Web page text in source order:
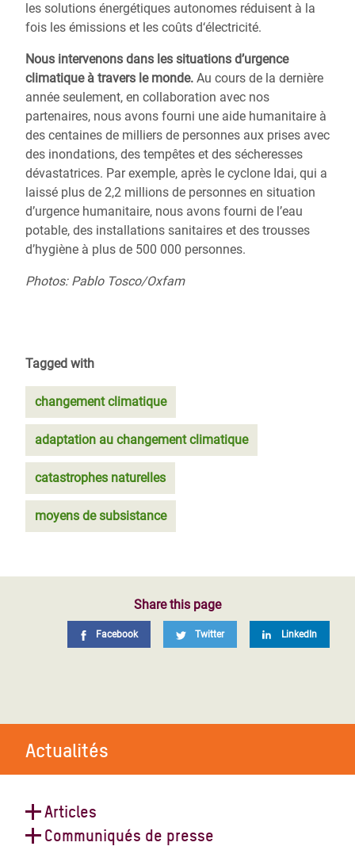
les solutions énergétiques autonomes réduisent à la
fois les émissions et les coûts d‘électricité.
Nous intervenons dans les situations d’urgence
climatique à travers le monde. Au cours de la dernière
année seulement, en collaboration avec nos
partenaires, nous avons fourni une aide humanitaire à
des centaines de milliers de personnes aux prises avec
des inondations, des tempêtes et des sécheresses
dévastatrices. Par exemple, après le cyclone Idai, qui a
laissé plus de 2,2 millions de personnes en situation
d’urgence humanitaire, nous avons fourni de l’eau
potable, des installations sanitaires et des trousses
d’hygiène à plus de 500 000 personnes.
Photos: Pablo Tosco/Oxfam
Tagged with
changement climatique
adaptation au changement climatique
catastrophes naturelles
moyens de subsistance
Share this page
Facebook Twitter LinkedIn
Actualités
Articles
Communiqués de presse